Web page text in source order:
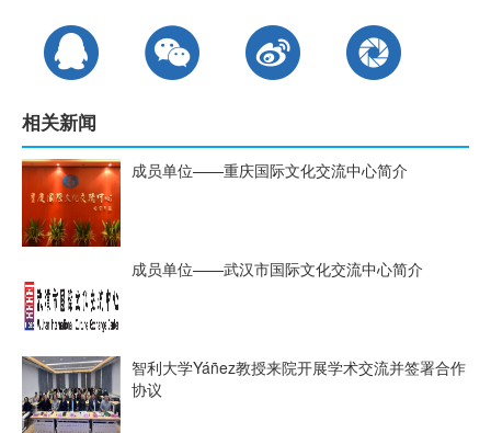
相关新闻
成员单位——重庆国际文化交流中心简介
成员单位——武汉市国际文化交流中心简介
智利大学Yáñez教授来院开展学术交流并签署合作
协议